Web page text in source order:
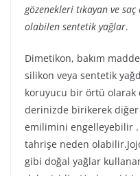
gözenekleri tıkayan ve
olabilen sentetik yağlar.
Dimetikon, bakım
silikon veya sentetik
koruyucu bir örtü olarak
derinizde birikerek
emilimini engelleyebilir .
tahrişe neden
gibi doğal yağlar